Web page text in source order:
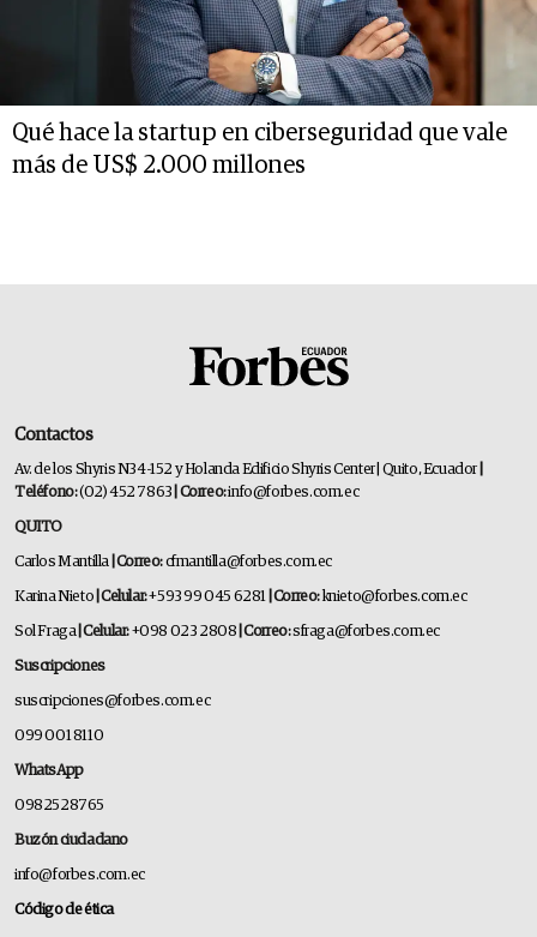
Qué hace la startup en ciberseguridad que vale
más de US$ 2.000 millones
Contactos
Av. de los Shyris N34-152 y Holanda Edificio Shyris Center | Quito, Ecuador
Teléfono:(02) 452 7863 | Correo:info@forbes.com.ec
QUITO
Carlos Mantilla | Correo:cfmantilla@forbes.com.ec
Karina Nieto | Celular:+593 99 045 6281 | Correo:knieto@forbes.com.ec
Sol Fraga| Celular:+098 023 2808 | Correo:sfraga@forbes.com.ec
Suscripciones
suscripciones@forbes.com.ec
099 001 8110
WhatsApp
0982528765
Buzón ciudadano
info@forbes.com.ec
Código de ética